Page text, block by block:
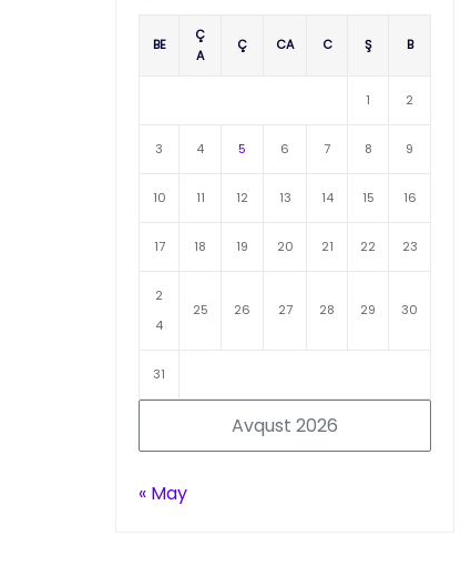
Avqust 2026
BE
Ç
A
Ç CA C Ş B
1 2
3 4 5 6 7 8 9
10 11 12 13 14 15 16
17 18 19 20 21 22 23
2
4
25 26 27 28 29 30
31
« May